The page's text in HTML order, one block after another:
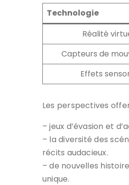
Technologie
Réalité
Capteurs de
Effets
Les perspectives
– jeux d’évasion et
– la diversité des
récits audacieux.
– de nouvelles
unique.